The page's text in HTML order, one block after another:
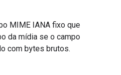
MIME IANA fixo que
da mídia se o campo
com bytes brutos.